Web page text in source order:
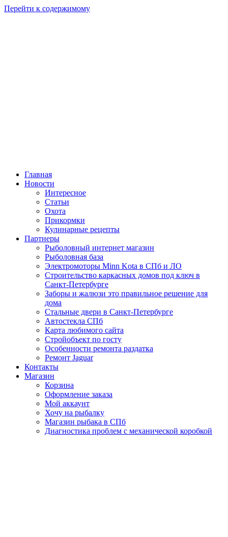
Перейти к содержимому
Главная
Новости
Интересное
Статьи
Охота
Прикормки
Кулинарные рецепты
Партнеры
Рыболовный интернет магазин
Рыболовная база
Электромоторы Minn Kota в СПб и ЛО
Строительство каркасных домов под ключ в
Санкт-Петербурге
Заборы и жалюзи это правильное решение для
дома
Стальные двери в Санкт-Петербурге
Автостекла СПб
Карта любимого сайта
Стройобъект по госту
Особенности ремонта раздатка
Ремонт Jaguar
Контакты
Магазин
Корзина
Оформление заказа
Мой аккаунт
Хочу на рыбалку
Магазин рыбака в СПб
Диагностика проблем с механической коробкой